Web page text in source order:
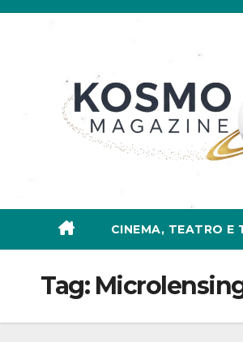
Salta
CINEMA, TEATRO E
Tag: